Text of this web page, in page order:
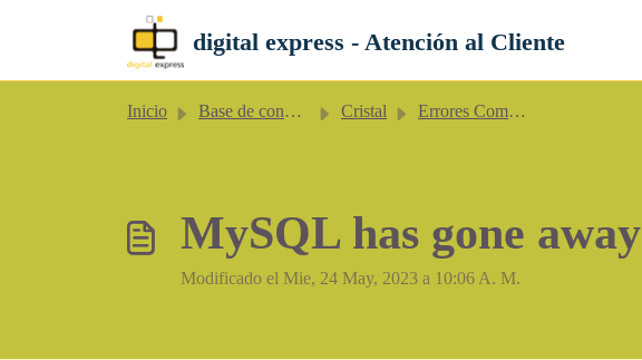
digital express - Atención al Cliente
Inicio Base de conocimientos Cristal Errores Comunes
MySQL has gone away
Modificado el Mie, 24 May, 2023 a 10:06 A. M.